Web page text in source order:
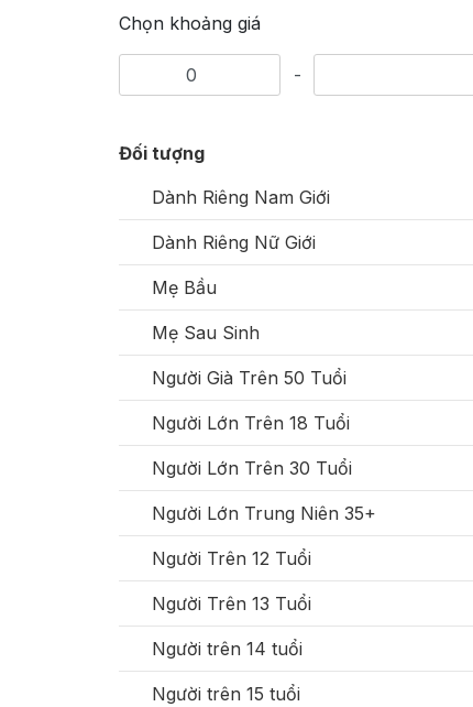
Chọn khoảng giá
-
Đối tượng
Dành Riêng Nam Giới
Dành Riêng Nữ Giới
Mẹ Bầu
Mẹ Sau Sinh
Người Già Trên 50 Tuổi
Người Lớn Trên 18 Tuổi
Người Lớn Trên 30 Tuổi
Người Lớn Trung Niên 35+
Người Trên 12 Tuổi
Người Trên 13 Tuổi
Người trên 14 tuổi
Người trên 15 tuổi